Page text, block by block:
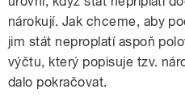
nárokují. Jak chceme, aby
jim stát neproplatí aspoň
výčtu, který popisuje tzv.
dalo pokračovat.